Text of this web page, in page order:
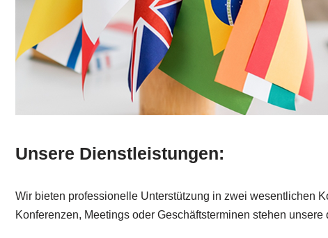
Unsere Dienstleistungen:
Wir bieten professionelle Unterstützung in zwei wesentlichen
Konferenzen, Meetings oder Geschäftsterminen stehen